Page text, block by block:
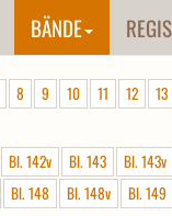
BÄNDE
8 9 10 11 12 13
Bl. 142v Bl. 143 Bl. 143v
Bl. 148 Bl. 148v Bl. 149